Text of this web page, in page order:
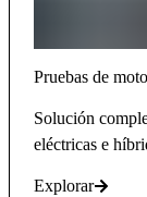
Pruebas de
Solución
eléctricas e
Explorar